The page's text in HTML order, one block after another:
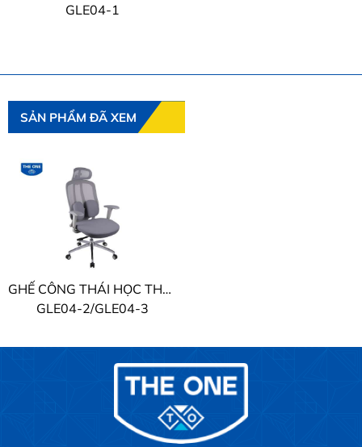
GLE04-1
SẢN PHẨM ĐÃ XEM
GHẾ CÔNG THÁI HỌC THE ONE
GLE04-2/GLE04-3